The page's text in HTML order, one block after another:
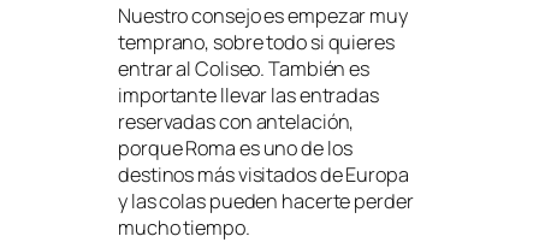
Nuestro consejo es empezar muy
temprano, sobre todo si quieres
entrar al Coliseo. También es
importante llevar las entradas
reservadas con antelación,
porque Roma es uno de los
destinos más visitados de Europa
y las colas pueden hacerte perder
mucho tiempo.